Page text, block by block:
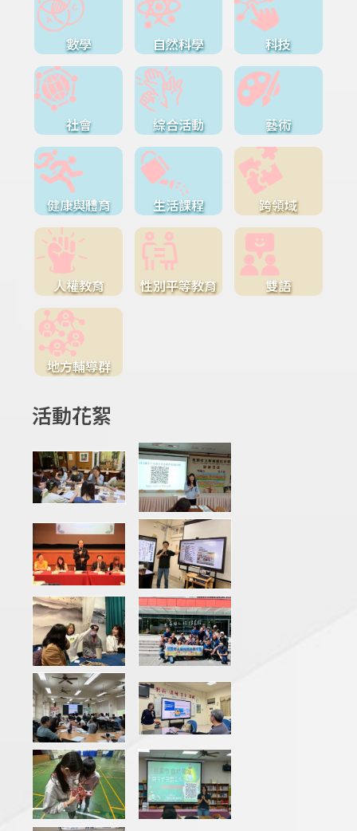
數學 自然科學 科技
社會 綜合活動 藝術
健康與體育 生活課程 跨領域
人權教育 性別平等教育 雙語
地方輔導群
活動花絮